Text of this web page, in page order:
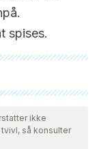
spises.
af vores team
og validitet.
pålidelig og af
ikke
så konsulter